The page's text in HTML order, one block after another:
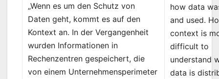
„Wenn es um den Schutz von
Daten geht, kommt es auf den
Kontext an. In der Vergangenheit
wurden Informationen in
Rechenzentren gespeichert, die
von einem Unternehmensperimeter
how data
and used.
context is
difficult to
understand
data is